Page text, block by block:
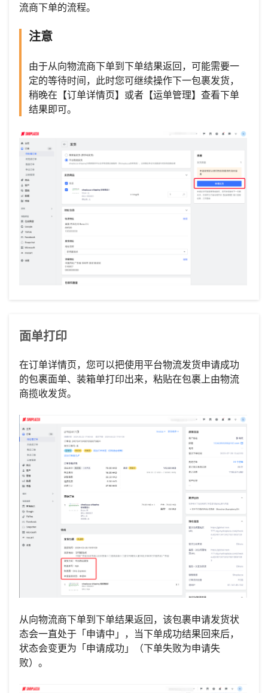
流商下单的流程。
注意
由于从向物流商下单到下单结果返回，可能需要一
定的等待时间，此时您可继续操作下一包裹发货，
稍晚在【订单详情页】或者【运单管理】查看下单
结果即可。
面单打印
在订单详情页，您可以把使用平台物流发货申请成功
的包裹面单、装箱单打印出来，粘贴在包裹上由物流
商揽收发货。
从向物流商下单到下单结果返回，该包裹申请发货状
态会一直处于「申请中」，当下单成功结果回来后，
状态会变更为「申请成功」（下单失败为申请失
败）。